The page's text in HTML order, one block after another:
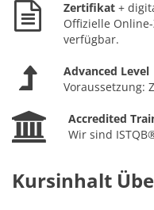
Zertifikat +
Offizielle
verfügbar.
Advanced Level
Voraussetzung:
Accredited
Wir sind
Kursinhalt